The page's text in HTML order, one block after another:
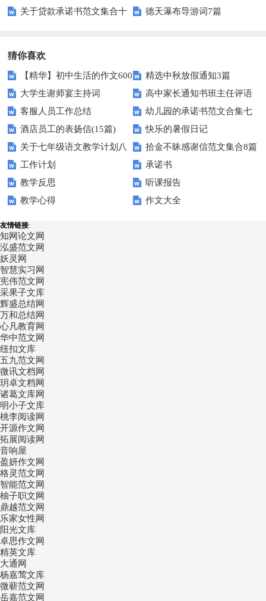
篇 关于贷款承诺书范文集合十
德天瀑布导游词7篇
猜你喜欢
【精华】初中生活的作文600
字汇总10篇
精选中秋放假通知3篇
大学生谢师宴主持词
高中家长通知书班主任评语
客服人员工作总结
幼儿园的承诺书范文合集七
篇
酒店员工的表扬信(15篇)
快乐的暑假日记
关于七年级语文教学计划八
篇
拾金不昧感谢信范文集合8篇
工作计划
承诺书
教学反思
听课报告
教学心得
作文大全
友情链接:
知网论文网
泓盛范文网
妖灵网
智慧实习网
宪伟范文网
采果子文库
辉盛总结网
万和总结网
心凡教育网
华中范文网
纽扣文库
五九范文网
微讯文档网
玥卓文档网
诸葛文库网
明小子文库
桃李阅读网
开源作文网
拓展阅读网
音响屋
盈妍作文网
格灵范文网
智能范文网
柚子职文网
鼎越范文网
乐家女性网
阳光文库
卓思作文网
精英文库
大通网
杨嘉莺文库
微蕲范文网
岳嘉范文网